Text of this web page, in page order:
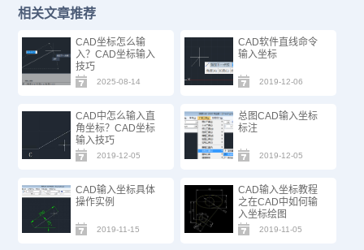
相关文章推荐
CAD坐标怎么输
入？CAD坐标输入
技巧
2025-08-14
CAD软件直线命令
输入坐标
2019-12-06
CAD中怎么输入直
角坐标？CAD坐标
输入技巧
2019-12-05
总图CAD输入坐标
标注
2019-12-05
CAD输入坐标具体
操作实例
2019-11-15
CAD输入坐标教程
之在CAD中如何输
入坐标绘图
2019-11-05